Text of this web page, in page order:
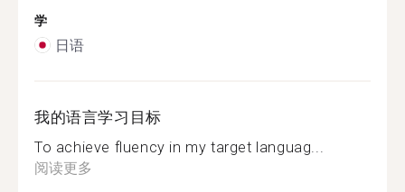
学
日语
我的语言学习目标
To achieve fluency in my target languag...
阅读更多